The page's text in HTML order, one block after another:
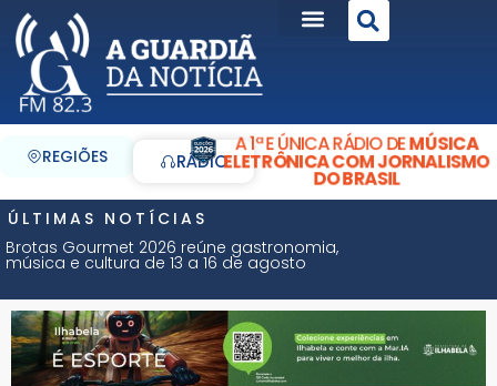
REGIÕES RÁDIO
A 1ª E ÚNICA RÁDIO DEMÚSICA
ELETRÔNICA COM JORNALISMO
DO BRASIL
ÚLTIMAS NOTÍCIAS
Brotas Gourmet 2026 reúne gastronomia,
música e cultura de 13 a 16 de agosto